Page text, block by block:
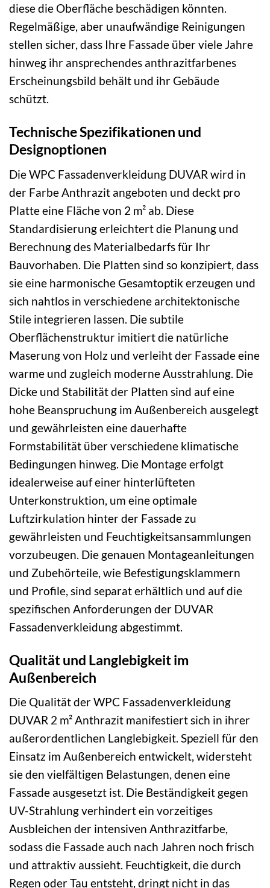
diese die Oberfläche beschädigen könnten.
Regelmäßige, aber unaufwändige Reinigungen
stellen sicher, dass Ihre Fassade über viele Jahre
hinweg ihr ansprechendes anthrazitfarbenes
Erscheinungsbild behält und ihr Gebäude
schützt.
Technische Spezifikationen und
Designoptionen
Die WPC Fassadenverkleidung DUVAR wird in
der Farbe Anthrazit angeboten und deckt pro
Platte eine Fläche von 2 m² ab. Diese
Standardisierung erleichtert die Planung und
Berechnung des Materialbedarfs für Ihr
Bauvorhaben. Die Platten sind so konzipiert, dass
sie eine harmonische Gesamtoptik erzeugen und
sich nahtlos in verschiedene architektonische
Stile integrieren lassen. Die subtile
Oberflächenstruktur imitiert die natürliche
Maserung von Holz und verleiht der Fassade eine
warme und zugleich moderne Ausstrahlung. Die
Dicke und Stabilität der Platten sind auf eine
hohe Beanspruchung im Außenbereich ausgelegt
und gewährleisten eine dauerhafte
Formstabilität über verschiedene klimatische
Bedingungen hinweg. Die Montage erfolgt
idealerweise auf einer hinterlüfteten
Unterkonstruktion, um eine optimale
Luftzirkulation hinter der Fassade zu
gewährleisten und Feuchtigkeitsansammlungen
vorzubeugen. Die genauen Montageanleitungen
und Zubehörteile, wie Befestigungsklammern
und Profile, sind separat erhältlich und auf die
spezifischen Anforderungen der DUVAR
Fassadenverkleidung abgestimmt.
Qualität und Langlebigkeit im
Außenbereich
Die Qualität der WPC Fassadenverkleidung
DUVAR 2 m² Anthrazit manifestiert sich in ihrer
außerordentlichen Langlebigkeit. Speziell für den
Einsatz im Außenbereich entwickelt, widersteht
sie den vielfältigen Belastungen, denen eine
Fassade ausgesetzt ist. Die Beständigkeit gegen
UV-Strahlung verhindert ein vorzeitiges
Ausbleichen der intensiven Anthrazitfarbe,
sodass die Fassade auch nach Jahren noch frisch
und attraktiv aussieht. Feuchtigkeit, die durch
Regen oder Tau entsteht, dringt nicht in das